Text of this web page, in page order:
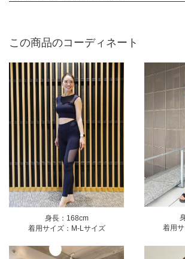
この商品のコーディネート
身長：168cm
着用サイズ：M-Lサイズ
着用